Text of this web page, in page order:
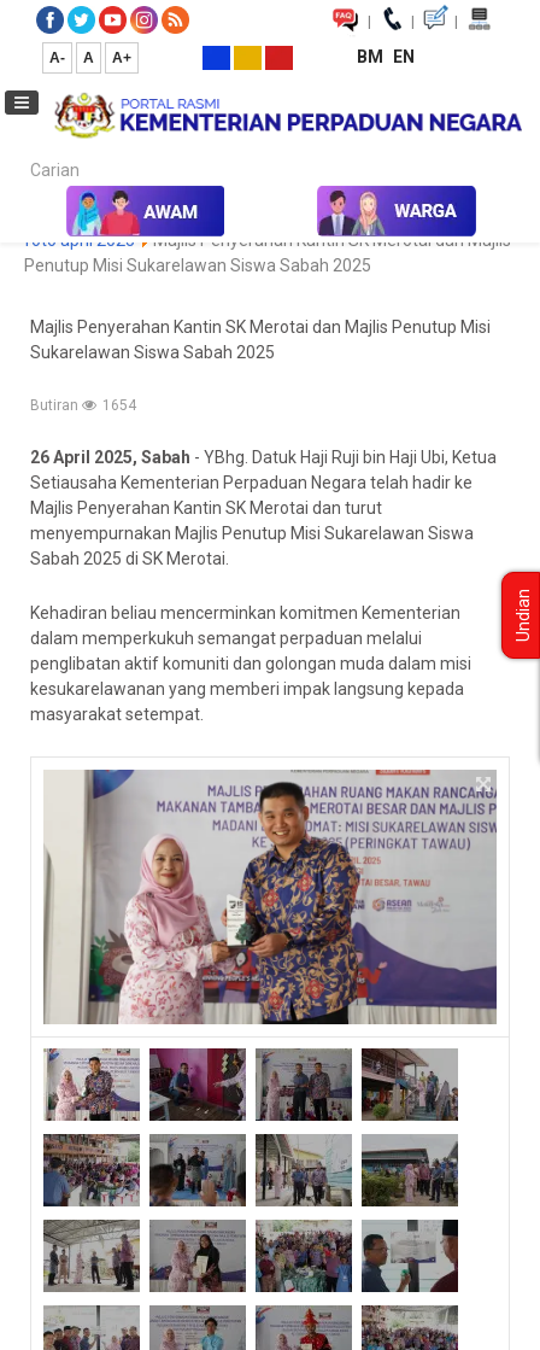
| | |
A- A A+ BM EN
Carian...
Laman Utama Media Koleksi Media Foto
Galeri Foto
foto april 2025
Majlis Penyerahan Kantin SK Merotai dan Majlis
Penutup Misi Sukarelawan Siswa Sabah 2025
Majlis Penyerahan Kantin SK Merotai dan Majlis Penutup Misi
Sukarelawan Siswa Sabah 2025
Butiran 1654
26 April 2025, Sabah - YBhg. Datuk Haji Ruji bin Haji Ubi, Ketua
Setiausaha Kementerian Perpaduan Negara telah hadir ke
Majlis Penyerahan Kantin SK Merotai dan turut
menyempurnakan Majlis Penutup Misi Sukarelawan Siswa
Sabah 2025 di SK Merotai.
Kehadiran beliau mencerminkan komitmen Kementerian
dalam memperkukuh semangat perpaduan melalui
penglibatan aktif komuniti dan golongan muda dalam misi
kesukarelawanan yang memberi impak langsung kepada
masyarakat setempat.
Undian